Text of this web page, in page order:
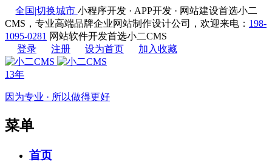
全国|切换城市 小程序开发 · APP开发 · 网站建设首选小二
CMS，专业高端品牌企业网站制作设计公司，欢迎来电： 198-
1095-0281 网站软件开发首选小二CMS
登录
注册 设为首页 加入收藏
13年
因为专业 · 所以做得更好
菜单
首页